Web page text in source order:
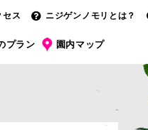
セス ニジゲンノモリとは？
プラン 園内マップ